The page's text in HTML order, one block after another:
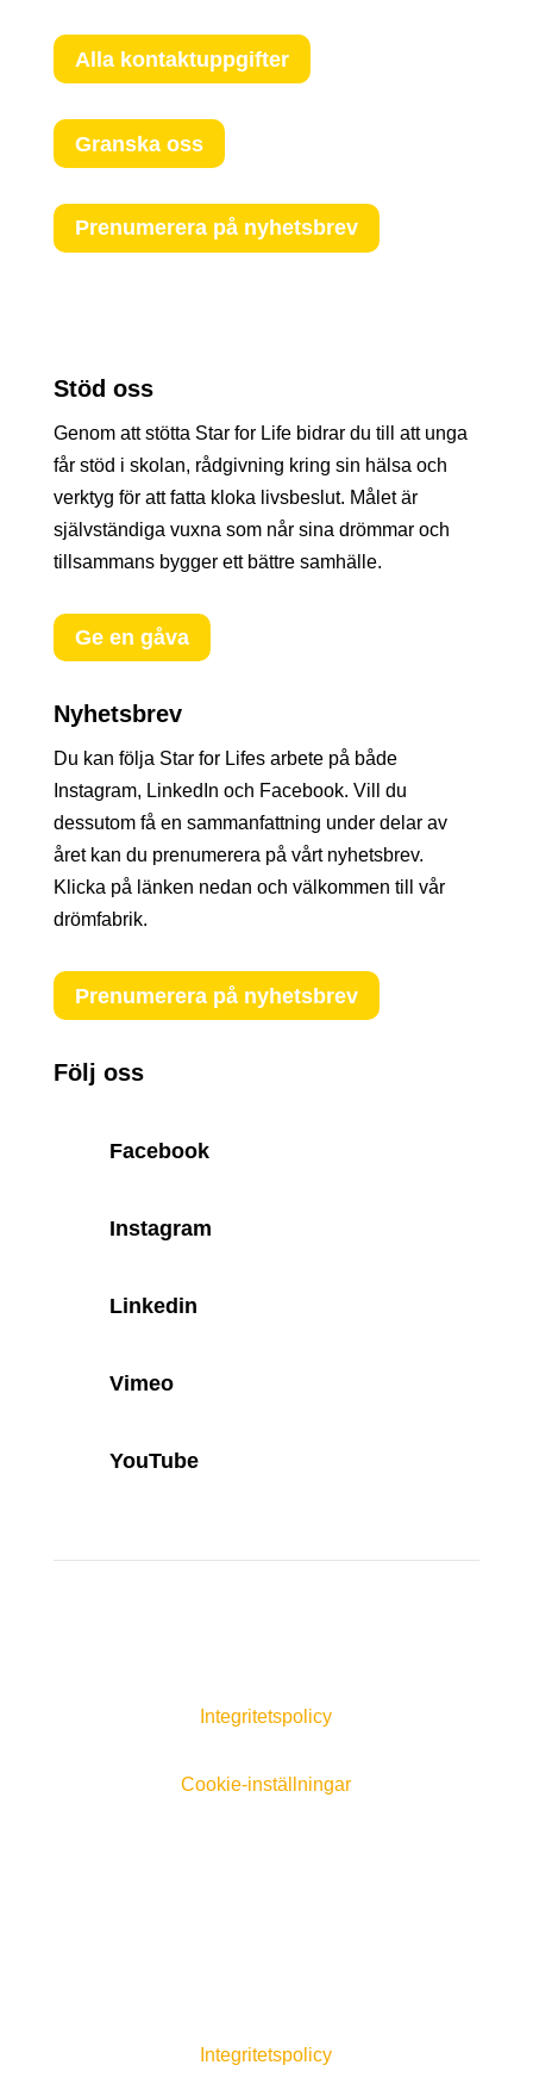
Alla kontaktuppgifter
Granska oss
Prenumerera på nyhetsbrev
Stöd oss
Genom att stötta Star for Life bidrar du till att unga
får stöd i skolan, rådgivning kring sin hälsa och
verktyg för att fatta kloka livsbeslut. Målet är
självständiga vuxna som når sina drömmar och
tillsammans bygger ett bättre samhälle.
Ge en gåva
Nyhetsbrev
Du kan följa Star for Lifes arbete på både
Instagram, LinkedIn och Facebook. Vill du
dessutom få en sammanfattning under delar av
året kan du prenumerera på vårt nyhetsbrev.
Klicka på länken nedan och välkommen till vår
drömfabrik.
Prenumerera på nyhetsbrev
Följ oss
Facebook
Instagram
Linkedin
Vimeo
YouTube
Integritetspolicy
Cookie-inställningar
Integritetspolicy